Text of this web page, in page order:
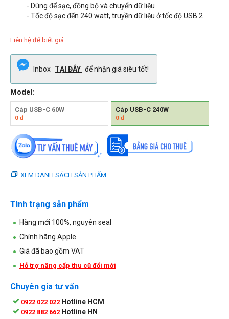
- Dùng để sạc, đồng bộ và chuyển dữ liệu
- Tốc độ sạc đến 240 watt, truyền dữ liệu ở tốc độ USB 2
Liên hệ để biết giá
Inbox TẠI ĐÂY để nhận giá siêu tốt!
Model:
Cáp USB-C 60W
0 đ
Cáp USB-C 240W
0đ
XEM DANH SÁCH SẢN PHẨM
Tình trạng sản phẩm
Hàng mới 100%, nguyên seal
Chính hãng Apple
Giá đã bao gồm VAT
Hỗ trợ nâng cấp thu cũ đổi mới
Chuyên gia tư vấn
0922 022 022 Hotline HCM
0922 882 662 Hotline HN